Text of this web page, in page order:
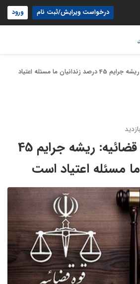
درخواست ویرایش/ثبت نام ورود
معاون اول قوه قضائیه: ریشه جرایم 45 درصد زندانیان ما مسئله اعتیاد
معاون اول قوه قضائیه: ریشه جرایم 45
مسئله اعتیاد است